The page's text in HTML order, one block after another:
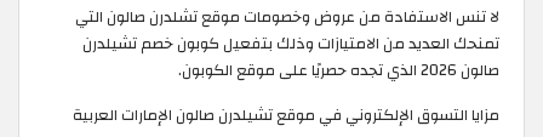
لا تنس الاستفادة من عروض وخصومات موقع تشلدرن صالون التي
تمنحك العديد من الامتيازات وذلك بتفعيل كوبون خصم تشيلدرن
صالون 2026 الذي تجده حصريًا على موقع الكوبون.
مزايا التسوق الإلكتروني في موقع تشيلدرن صالون الإمارات العربية